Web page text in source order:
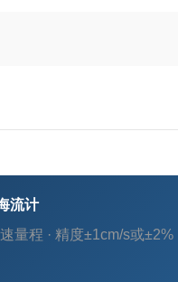
流计
量程 · 精度±1cm/s或